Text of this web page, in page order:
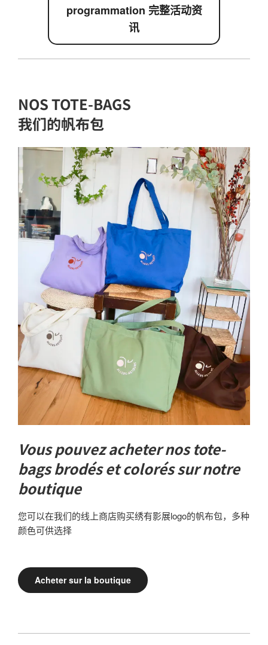
programmation 完整活动资
讯
NOS TOTE-BAGS
我们的帆布包
Vous pouvez acheter nos tote-
bags brodés et colorés sur notre
boutique
您可以在我们的线上商店购买绣有影展logo的帆布包，多种
颜色可供选择
Acheter sur la boutique